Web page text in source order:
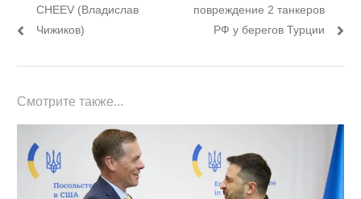
записям
CHEEV (Владислав
Чижиков)
повреждение 2 танкеров
РФ у берегов Турции
Смотрите также...